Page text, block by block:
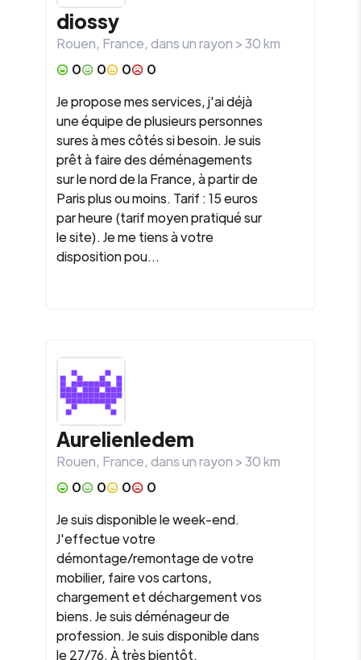
diossy
Rouen, France, dans un rayon >30km
0
0 0
0
Je propose mes services, j'ai déjà
une équipe de plusieurs personnes
sures à mes côtés si besoin. Je suis
prêt à faire des déménagements
sur le nord de la France, à partir de
Paris plus ou moins. Tarif : 15 euros
par heure (tarif moyen pratiqué sur
le site). Je me tiens à votre
disposition pou...
Aurelienledem
Rouen, France, dans un rayon >30km
0
0 0
0
Je suis disponible le week-end.
J'effectue votre
démontage/remontage de votre
mobilier, faire vos cartons,
chargement et déchargement vos
biens. Je suis déménageur de
profession. Je suis disponible dans
le 27/76. À très bientôt.